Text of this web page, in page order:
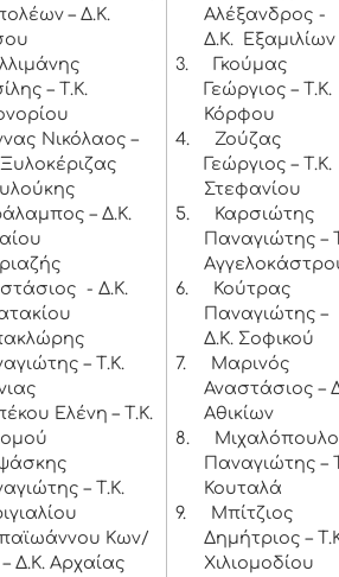
– Δ.Κ.
– Τ.Κ.
Νικόλαος –
– Δ.Κ.
- Δ.Κ.
– Τ.Κ.
Ελένη – Τ.Κ.
– Τ.Κ.
Κων/
Δ.Κ. Αρχαίας
Αλέξανδρος -
Δ.Κ.
3.
Γκούμας
Γεώργιος – Τ.Κ.
Κόρφου
4.
Ζούζας
Γεώργιος – Τ.Κ.
Στεφανίου
5.
Καρσιώτης
Παναγιώτης –
6.
Κούτρας
Παναγιώτης –
Δ.Κ. Σοφικού
7.
Μαρινός
Αναστάσιος –
Αθικίων
8.
Παναγιώτης –
Κουταλά
9.
Μπίτζιος
Δημήτριος –
Χιλιομοδίου